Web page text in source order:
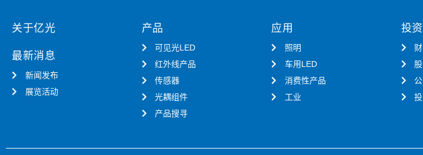
关于亿光
最新消息
新闻发布
展览活动
产品
可见光LED
红外线产品
传感器
光耦组件
产品搜寻
应用
照明
车用LED
消费性产品
工业
投